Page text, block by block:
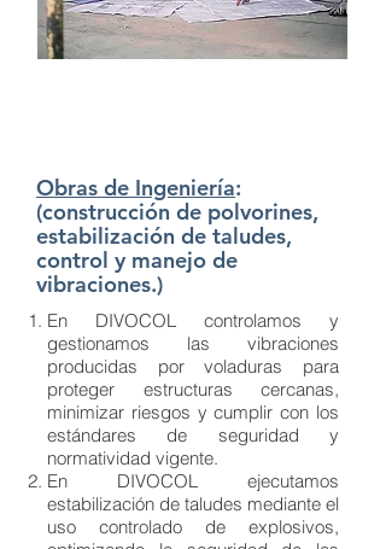
Obras de Ingeniería:
(construcción de polvorines,
estabilización de taludes,
control y manejo de
vibraciones.)
En DIVOCOL controlamos y
gestionamos las vibraciones
producidas por voladuras para
proteger estructuras cercanas,
minimizar riesgos y cumplir con los
estándares de seguridad y
normatividad vigente.
En DIVOCOL ejecutamos
estabilización de taludes mediante el
uso controlado de explosivos,